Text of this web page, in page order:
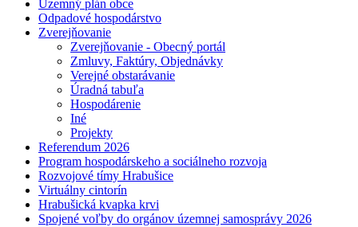
Územný plán obce
Odpadové hospodárstvo
Zverejňovanie
Zverejňovanie - Obecný portál
Zmluvy, Faktúry, Objednávky
Verejné obstarávanie
Úradná tabuľa
Hospodárenie
Iné
Projekty
Referendum 2026
Program hospodárskeho a sociálneho rozvoja
Rozvojové tímy Hrabušice
Virtuálny cintorín
Hrabušická kvapka krvi
Spojené voľby do orgánov územnej samosprávy 2026